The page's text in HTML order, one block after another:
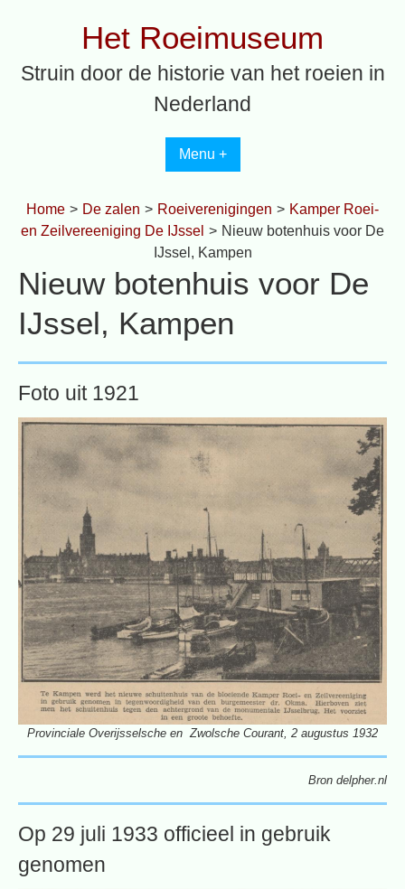
Het Roeimuseum
Struin door de historie van het roeien in
Nederland
Menu +
Home > De zalen > Roeiverenigingen > Kamper Roei-
en Zeilvereeniging De IJssel > Nieuw botenhuis voor De
IJssel, Kampen
Nieuw botenhuis voor De
IJssel, Kampen
Foto uit 1921
Provinciale Overijsselsche en Zwolsche Courant, 2 augustus 1932
Bron delpher.nl
Op 29 juli 1933 officieel in gebruik
genomen